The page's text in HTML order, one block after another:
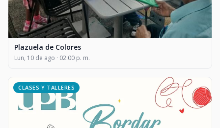
Plazuela de Colores
Lun, 10 de ago · 02:00 p. m.
CLASES Y TALLERES